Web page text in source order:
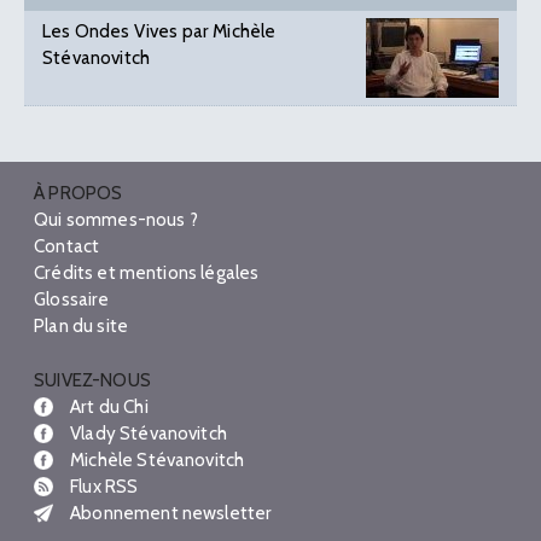
Les Ondes Vives par Michèle
Stévanovitch
À PROPOS
Qui sommes-nous ?
Contact
Crédits et mentions légales
Glossaire
Plan du site
SUIVEZ-NOUS
Art du Chi
Vlady Stévanovitch
Michèle Stévanovitch
Flux RSS
Abonnement newsletter